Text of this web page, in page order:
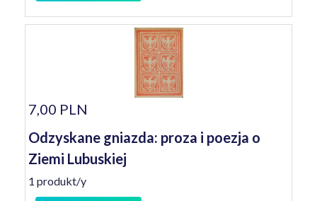
7,00 PLN
Odzyskane gniazda: proza i poezja o
Ziemi Lubuskiej
1 produkt/y